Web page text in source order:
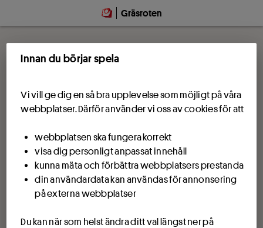
Gräsroten
Innan du börjar spela
Vi vill ge dig en så bra upplevelse som möjligt på våra
webbplatser. Därför använder vi oss av cookies för att
webbplatsen ska fungera korrekt
visa dig personligt anpassat innehåll
kunna mäta och förbättra webbplatsers prestanda
din användardata kan användas för annonsering
på externa webbplatser
Du kan när som helst ändra ditt val längst ner på